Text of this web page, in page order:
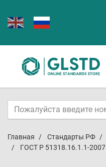
Главная Стандарты РФ
ГОСТ Р 51318.16.1.1-2007